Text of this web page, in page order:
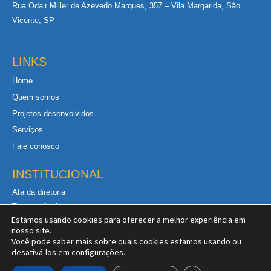
m
Rua Odair Miller de Azevedo Marques, 357 – Vila Margarida, São
Vicente, SP
LINKS
Home
Quem somos
Projetos desenvolvidos
Serviços
Fale conosco
INSTITUCIONAL
Ata da diretoria
Transparência
Política de privacidade
Estamos usando cookies para oferecer a melhor experiência em
nosso site.
Você pode saber mais sobre quais cookies estamos usando ou
desativá-los em configurações.